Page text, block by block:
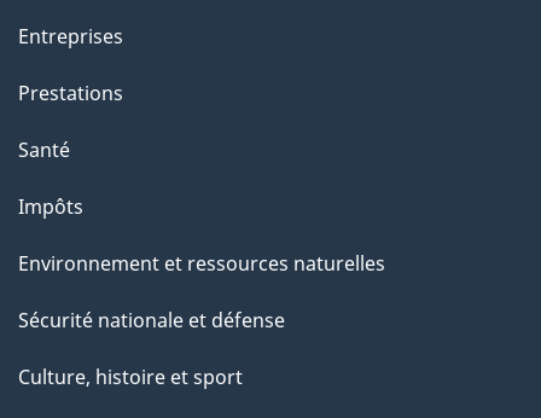
Entreprises
Prestations
Santé
Impôts
Environnement et ressources naturelles
Sécurité nationale et défense
Culture, histoire et sport